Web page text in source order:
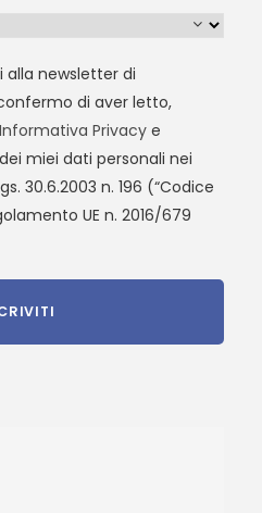
alla newsletter di
di aver letto,
Informativa Privacy e
miei dati personali nei
30.6.2003 n. 196 (“Codice
UE n. 2016/679